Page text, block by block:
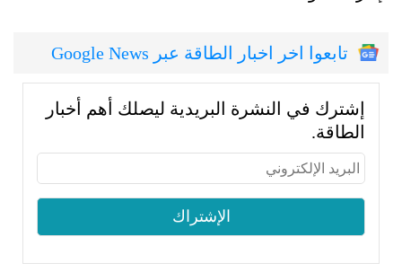
تابعوا اخر اخبار الطاقة عبر Google News
إشترك في النشرة البريدية ليصلك أهم أخبار
الطاقة.